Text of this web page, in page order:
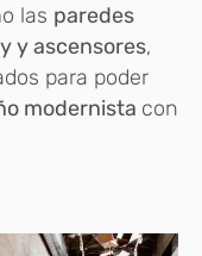
las paredes
y ascensores,
para poder
modernista con